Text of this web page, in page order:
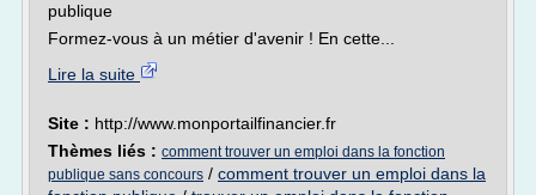
publique
Formez-vous à un métier d'avenir ! En cette...
Lire la suite
Site : http://www.monportailfinancier.fr
Thèmes liés : comment trouver un emploi dans la fonction
publique sans concours / comment trouver un emploi dans la